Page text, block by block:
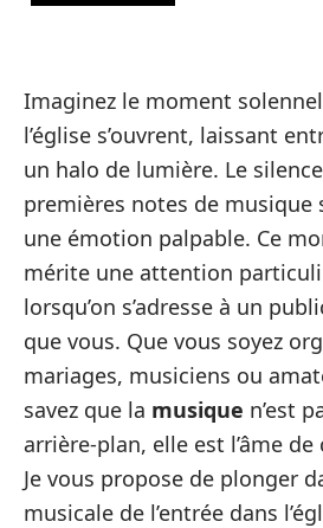
Imaginez le moment
l’église s’ouvrent, laissant
un halo de lumière. Le
premières notes de musique
une émotion palpable. Ce
mérite une attention
lorsqu’on s’adresse à un
que vous. Que vous soyez
mariages, musiciens ou
savez que la musique n’est
arrière-plan, elle est l’âme
Je vous propose de plonger
musicale de l’entrée dans